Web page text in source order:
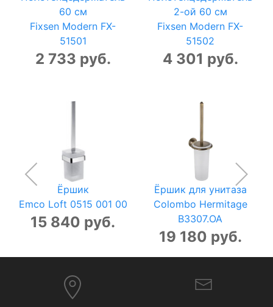
60 см
Fixsen Modern FX-
51501
2 733 руб.
2-ой 60 см
Fixsen Modern FX-
51502
4 301 руб.
Ёршик
Emco Loft 0515 001 00
15 840 руб.
Ёршик для унитаза
Colombo Hermitage
B3307.OA
19 180 руб.